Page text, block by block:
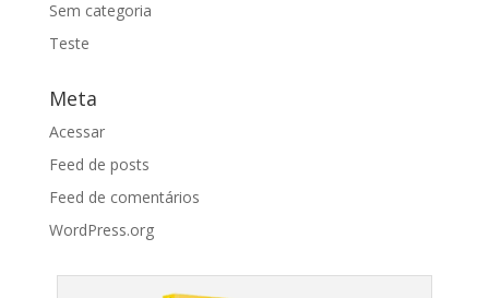
Sem categoria
Teste
Meta
Acessar
Feed de posts
Feed de comentários
WordPress.org